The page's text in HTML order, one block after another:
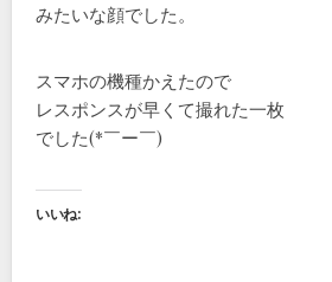
みたいな顔でした。
スマホの機種かえたので
レスポンスが早くて撮れた一枚
でした(*￣ー￣)
いいね: